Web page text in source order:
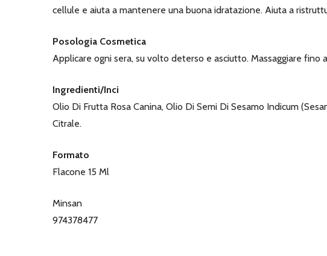
cellule e aiuta a mantenere una buona idratazione. Aiuta a
Posologia Cosmetica
Applicare ogni sera, su volto deterso e asciutto. Massaggiare fino
Ingredienti/Inci
Olio Di Frutta Rosa Canina, Olio Di Semi Di Sesamo Indicum
Citrale.
Formato
Flacone 15 Ml
Minsan
974378477